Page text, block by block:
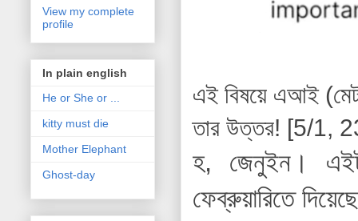
এই বিষয়ে এআই
তার উত্তর! [5/1,
হ, জেনুইন।
ফেব্রুয়ারিতে
View my complete
profile
In plain english
He or She or ...
kitty must die
Mother Elephant
Ghost-day